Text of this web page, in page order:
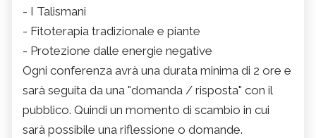
- I Talismani
- Fitoterapia tradizionale e piante
- Protezione dalle energie negative
Ogni conferenza avrà una durata minima di 2 ore e
sarà seguita da una "domanda / risposta" con il
pubblico. Quindi un momento di scambio in cui
sarà possibile una riflessione o domande.